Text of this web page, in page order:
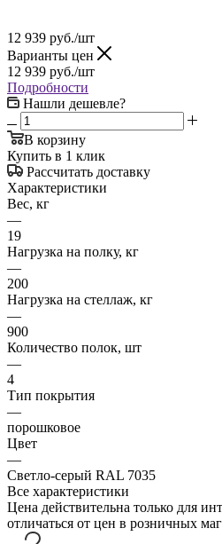
12 939 руб./шт
Варианты цен
12 939 руб./шт
Подробности
Нашли дешевле?
В корзину
Купить в 1 клик
Рассчитать доставку
Характеристики
Вес, кг
—
19
Нагрузка на полку, кг
—
200
Нагрузка на стеллаж, кг
—
900
Количество полок, шт
—
4
Тип покрытия
—
порошковое
Цвет
—
Светло-серый RAL 7035
Все характеристики
Цена действительна только для
отличаться от цен в розничных